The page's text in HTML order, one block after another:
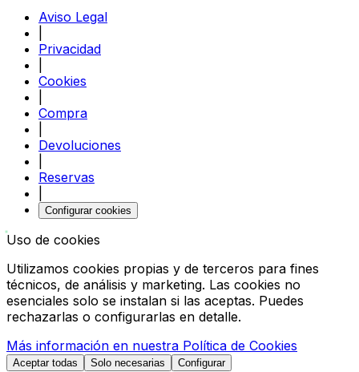
Aviso Legal
Privacidad
Cookies
Compra
Devoluciones
Reservas
Configurar cookies
Uso de cookies
Utilizamos cookies propias y de terceros para fines
técnicos, de análisis y marketing. Las cookies no
esenciales solo se instalan si las aceptas. Puedes
rechazarlas o configurarlas en detalle.
Más información en nuestra Política de Cookies
Aceptar todas Solo necesarias Configurar